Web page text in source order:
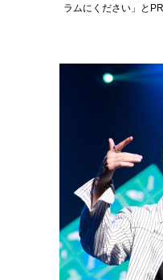
ラムにください」とPR